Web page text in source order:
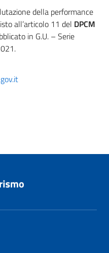
della performance
all’articolo 11 del DPCM
in G.U. – Serie